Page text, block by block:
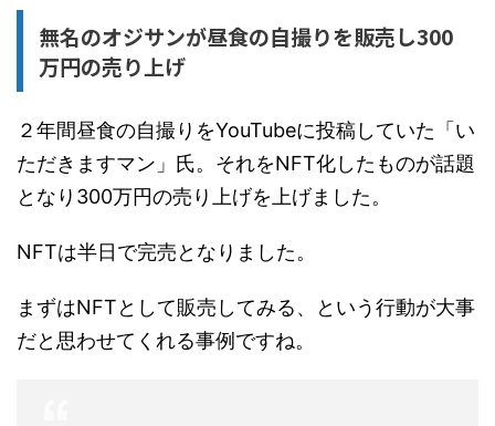
無名のオジサンが昼食の自撮りを販売し300
万円の売り上げ
２年間昼食の自撮りをYouTubeに投稿していた「い
ただきますマン」氏。それをNFT化したものが話題
となり300万円の売り上げを上げました。
NFTは半日で完売となりました。
まずはNFTとして販売してみる、という行動が大事
だと思わせてくれる事例ですね。